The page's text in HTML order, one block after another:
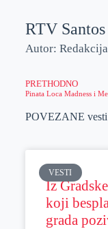
RTV Santos
Autor:
PRETHODNO
POVEZANE vesti
VESTI
Iz
koji
grada